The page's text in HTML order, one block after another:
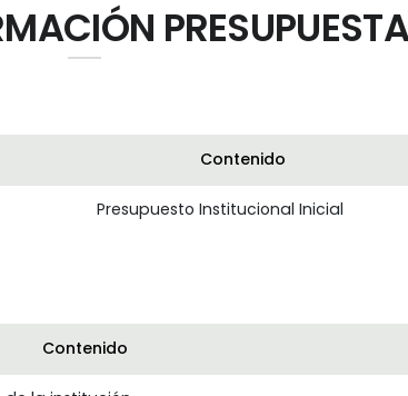
Contenido
Presupuesto Institucional Inicial
Contenido